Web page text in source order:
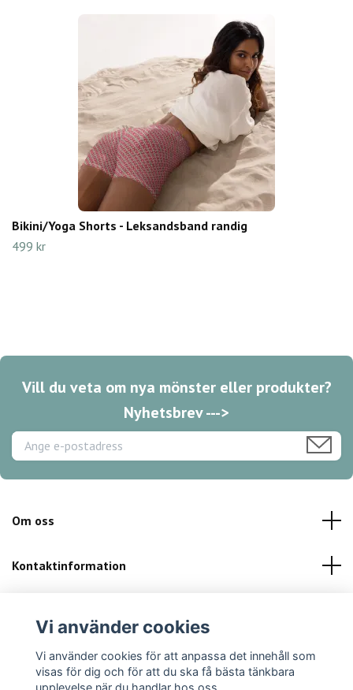
Bikini/Yoga Shorts - Leksandsband randig
499 kr
Vill du veta om nya mönster eller produkter?
Nyhetsbrev --->
Om oss
Kontaktinformation
Sociala medier
Vi använder cookies
Vi använder cookies för att anpassa det innehåll som
visas för dig och för att du ska få bästa tänkbara
upplevelse när du handlar hos oss.